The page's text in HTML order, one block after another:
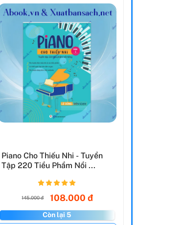
Piano Cho Thiếu Nhi - Tuyển
Tập 220 Tiểu Phẩm Nổi ...
145.000 đ 108.000 đ
Còn lại 5